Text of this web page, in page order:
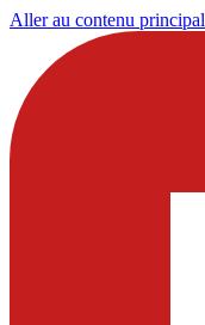
Aller au contenu principal